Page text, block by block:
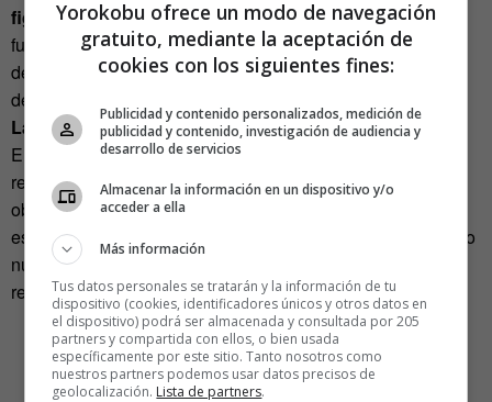
figuras históricas y literarias. Junto con Lope y las
fugaces apariciones de personajes históricos, la feliz idea
de un Velázquez delicado, ególatra, pasional, y admirador
de Picasso, con quien tendrá una tertulia de café.
La aparición de Picasso se convierte en una metáfora.
El pintor malagueño crea un movimiento pictórico
reinterpretandoLas Meninasde Velázquez (entre otras
obras de otros artistas). La enseñanza para el guionista, el
escritor, el artista es evidente: no se trata tanto de crear algo
nuevo como de mirar con nuevos ojos. Una mirada sin
reparos como la deEl Ministerio del Tiempo.
Yorokobu ofrece un modo de navegación
gratuito, mediante la aceptación de
cookies con los siguientes fines:
Publicidad y contenido personalizados, medición de
publicidad y contenido, investigación de audiencia y
desarrollo de servicios
Almacenar la información en un dispositivo y/o
acceder a ella
Más información
Tus datos personales se tratarán y la información de tu
dispositivo (cookies, identificadores únicos y otros datos en
el dispositivo) podrá ser almacenada y consultada por 205
partners y compartida con ellos, o bien usada
específicamente por este sitio. Tanto nosotros como
nuestros partners podemos usar datos precisos de
geolocalización. Lista de partners.